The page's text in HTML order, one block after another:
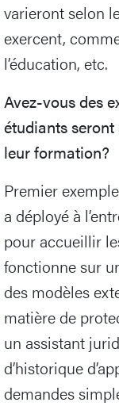
varieront selon
exercent,
l’éducation, etc.
Avez-vous des
étudiants
leur formation?
Premier
a déployé à
pour accueillir
fonctionne sur
des modèles
matière de
un assistant
d’historique
demandes